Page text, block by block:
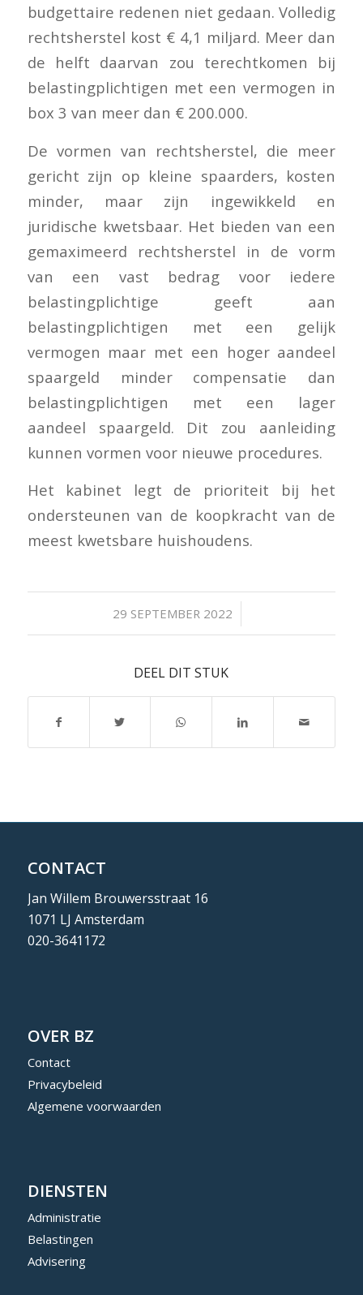
budgettaire redenen niet gedaan. Volledig
rechtsherstel kost € 4,1 miljard. Meer dan
de helft daarvan zou terechtkomen bij
belastingplichtigen met een vermogen in
box 3 van meer dan € 200.000.
De vormen van rechtsherstel, die meer
gericht zijn op kleine spaarders, kosten
minder, maar zijn ingewikkeld en
juridische kwetsbaar. Het bieden van een
gemaximeerd rechtsherstel in de vorm
van een vast bedrag voor iedere
belastingplichtige geeft aan
belastingplichtigen met een gelijk
vermogen maar met een hoger aandeel
spaargeld minder compensatie dan
belastingplichtigen met een lager
aandeel spaargeld. Dit zou aanleiding
kunnen vormen voor nieuwe procedures.
Het kabinet legt de prioriteit bij het
ondersteunen van de koopkracht van de
meest kwetsbare huishoudens.
29 SEPTEMBER 2022
/
DEEL DIT STUK
CONTACT
Jan Willem Brouwersstraat 16
1071 LJ Amsterdam
020-3641172
OVER BZ
Contact
Privacybeleid
Algemene voorwaarden
DIENSTEN
Administratie
Belastingen
Advisering